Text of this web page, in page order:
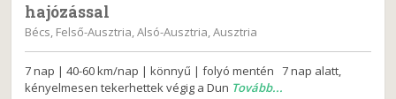
hajózással
Bécs, Felső-Ausztria, Alsó-Ausztria, Ausztria
7 nap | 40-60 km/nap | könnyű | folyó mentén 7 nap alatt,
kényelmesen tekerhettek végig a Dun Tovább...